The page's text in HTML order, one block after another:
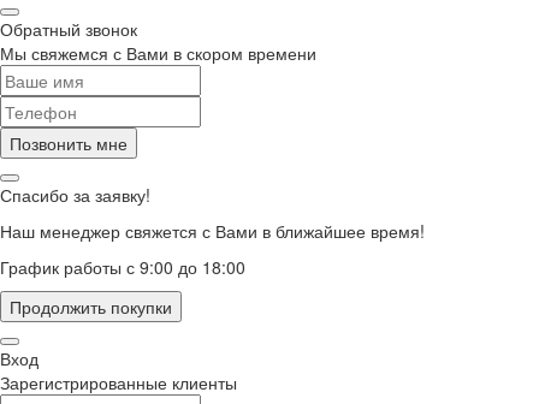
Обратный звонок
Мы свяжемся с Вами в скором времени
Позвонить мне
Спасибо за заявку!
Наш менеджер свяжется с Вами в ближайшее время!
График работы с 9:00 до 18:00
Продолжить покупки
Вход
Зарегистрированные клиенты